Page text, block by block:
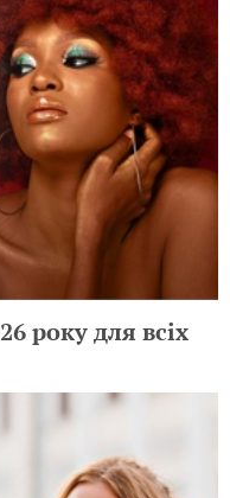
року для всіх